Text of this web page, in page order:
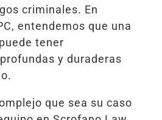
criminales. En
entendemos que una
tener
y duraderas
que sea su caso